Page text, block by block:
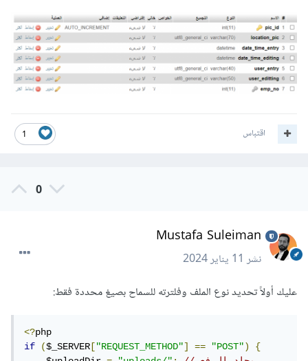
1 اقتباس
0
Mustafa Suleiman
نشر11 يناير 2024
عليك أولاً تحديد نوع الملف وفلترته للسماح بصيغ محددة فقط:
<?
if
($_SERVER ["REQUEST_METHOD"] == "POST")
{